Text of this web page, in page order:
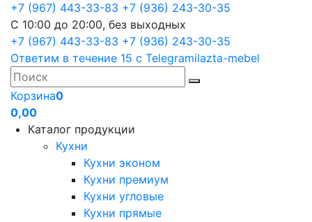
+7 (967) 443-33-83 +7 (936) 243-30-35
С 10:00 до 20:00, без выходных
+7 (967) 443-33-83 +7 (936) 243-30-35
Ответим в течение 15 с Telegramilazta-mebel
Корзина0
0,00
Каталог продукции
Кухни
Кухни эконом
Кухни премиум
Кухни угловые
Кухни прямые